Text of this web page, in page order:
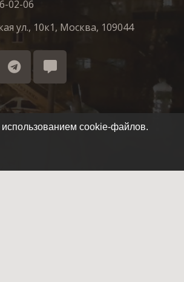
02-06
ул., 10к1, Москва, 109044
cookie-файлов.